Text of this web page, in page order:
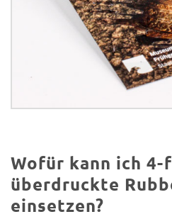
Wofür kann ich 4-
überdruckte
einsetzen?